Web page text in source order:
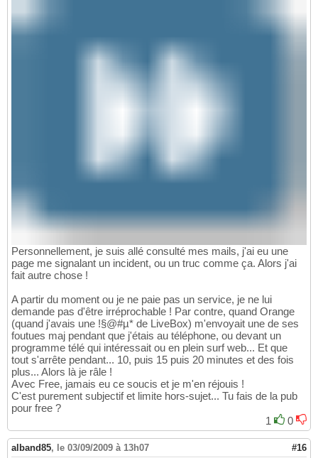
Personnellement, je suis allé consulté mes mails, j'ai eu une
page me signalant un incident, ou un truc comme ça. Alors j'ai
fait autre chose !
A partir du moment ou je ne paie pas un service, je ne lui
demande pas d'être irréprochable ! Par contre, quand Orange
(quand j'avais une !§@#µ* de LiveBox) m'envoyait une de ses
foutues maj pendant que j'étais au téléphone, ou devant un
programme télé qui intéressait ou en plein surf web... Et que
tout s'arrête pendant... 10, puis 15 puis 20 minutes et des fois
plus... Alors là je râle !
Avec Free, jamais eu ce soucis et je m'en réjouis !
C'est purement subjectif et limite hors-sujet... Tu fais de la pub
pour free ?
1
0
alband85, le 03/09/2009 à 13h07 #16